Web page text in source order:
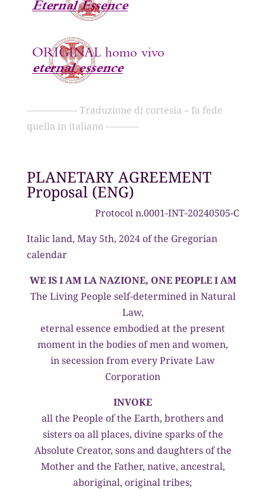
—————- Traduzione di cortesia – fa fede
quella in italiano ———–
PLANETARY AGREEMENT
Proposal (ENG)
Protocol n.0001-INT-20240505-C
Italic land, May 5th, 2024 of the Gregorian
calendar
WE IS I AM LA NAZIONE, ONE PEOPLE I AM
The Living People self-determined in Natural
Law,
eternal essence embodied at the present
moment in the bodies of men and women,
in secession from every Private Law
Corporation
INVOKE
all the People of the Earth, brothers and
sisters oa all places, divine sparks of the
Absolute Creator, sons and daughters of the
Mother and the Father, native, ancestral,
aboriginal, original tribes;